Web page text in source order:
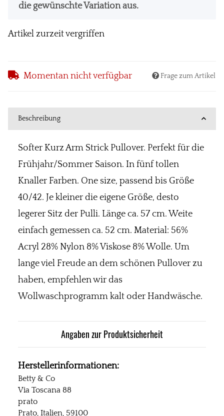
die gewünschte Variation aus.
Artikel zurzeit vergriffen
Momentan nicht verfügbar Frage zum Artikel
Beschreibung
Softer Kurz Arm Strick Pullover. Perfekt für die
Frühjahr/Sommer Saison. In fünf tollen
Knaller Farben. One size, passend bis Größe
40/42. Je kleiner die eigene Größe, desto
legerer Sitz der Pulli. Länge ca. 57 cm. Weite
einfach gemessen ca. 52 cm. Material: 56%
Acryl 28% Nylon 8% Viskose 8% Wolle. Um
lange viel Freude an dem schönen Pullover zu
haben, empfehlen wir das
Wollwaschprogramm kalt oder Handwäsche.
Angaben zur Produktsicherheit
Herstellerinformationen:
Betty & Co
Via Toscana 88
prato
Prato, Italien, 59100